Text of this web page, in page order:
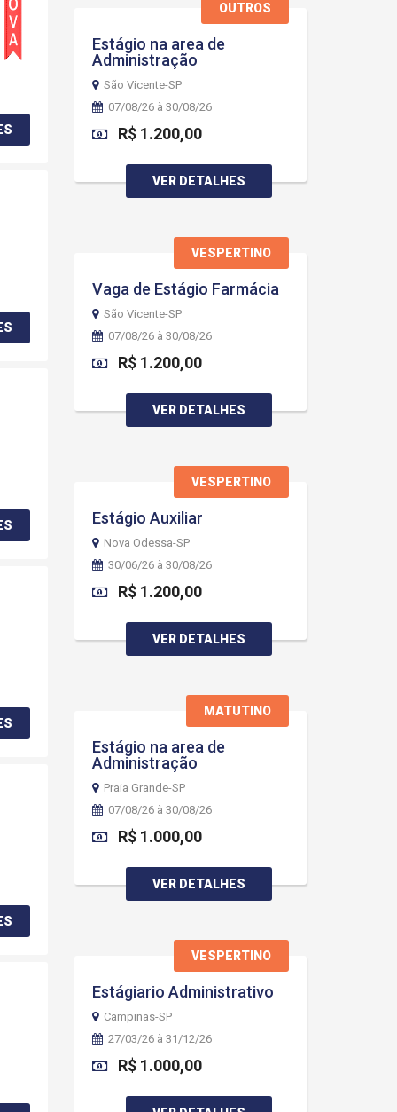
OUTROS
Estágio na area de
Administração
São Vicente-SP
07/08/26 à 30/08/26
R$ 1.200,00
VER DETALHES
VESPERTINO
Vaga de Estágio Farmácia
São Vicente-SP
07/08/26 à 30/08/26
R$ 1.200,00
VER DETALHES
VESPERTINO
Estágio Auxiliar
Nova Odessa-SP
30/06/26 à 30/08/26
R$ 1.200,00
VER DETALHES
MATUTINO
Estágio na area de
Administração
Praia Grande-SP
07/08/26 à 30/08/26
R$ 1.000,00
VER DETALHES
VESPERTINO
Estágiario Administrativo
Campinas-SP
27/03/26 à 31/12/26
R$ 1.000,00